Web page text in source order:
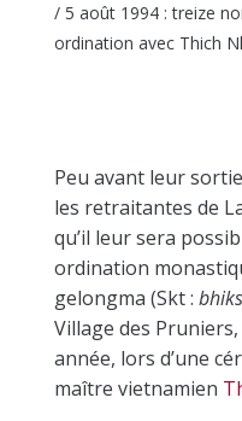
/ 5 août 1994 : treize
ordination avec Thich
Peu avant leur
les retraitantes de
qu’il leur sera
ordination
gelongma (Skt :
Village des
année, lors d’une
maître vietnamien